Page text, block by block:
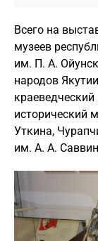
Всего на
музеев
им. П. А.
народов
исторический
Уткина,
им. А. А.